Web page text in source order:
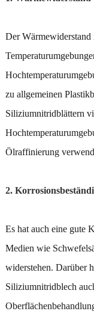
Der Wärmewiderstand
zu allgemeinen
Siliziumnitridblättern
Ölraffinierung
2.
Es hat auch eine gute
Medien wie
widerstehen. Darüber
Siliziumnitridblech